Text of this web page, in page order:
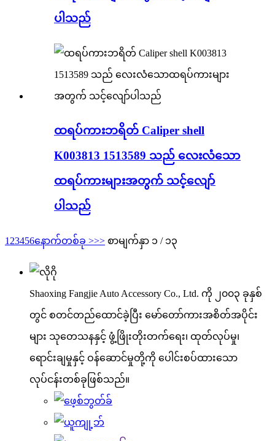
ပါသည်
ထရပ်ကားဘရိတ် Caliper shell
K003813 1513589 သည် လေးလံသော
ထရပ်ကားများအတွက် သင့်လျော်
ပါသည်
1 23456နောက်တစ်ခု >>> စာမျက်နှာ ၁ / ၁၃
Shaoxing Fangjie Auto Accessory Co., Ltd. ကို ၂၀၀၃ ခုနှစ်
တွင် စတင်တည်ထောင်ခဲ့ပြီး မော်တော်ကားအစိတ်အပိုင်း
များ သုတေသနနှင့် ဖွံ့ဖြိုးတိုးတက်ရေး၊ ထုတ်လုပ်မှု၊
ရောင်းချမှုနှင့် ဝန်ဆောင်မှုတို့ကို ပေါင်းစပ်ထားသော
လုပ်ငန်းတစ်ခုဖြစ်သည်။